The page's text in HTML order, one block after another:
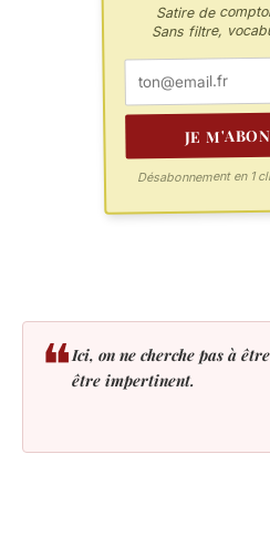
Satire de
Sans filtre,
JE
Désabonnement en 1
❝Ici, on ne cherche pas à
être impertinent.